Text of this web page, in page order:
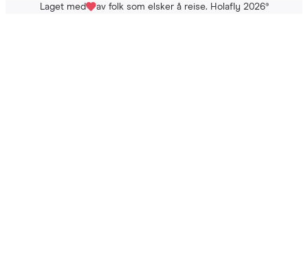
Laget med av folk som elsker å reise. Holafly 2026®